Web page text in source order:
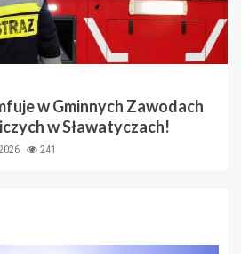
w Gminnych Zawodach
w Sławatyczach!
241